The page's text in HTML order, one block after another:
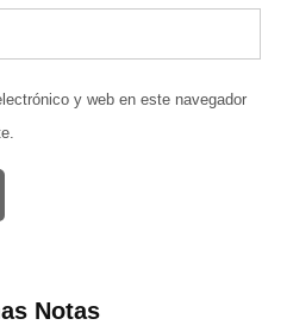
y web en este navegador
Notas